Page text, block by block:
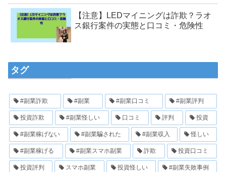
【注意】LEDマイニングは詐欺？ラオ
ス銀行案件の実態と口コミ・危険性
タグ
#副業詐欺 #副業 #副業口コミ #副業評判
投資詐欺 #副業怪しい 口コミ 評判 投資
#副業稼げない #副業騙された #副業収入 怪しい
#副業稼げる #副業スマホ副業 詐欺 投資口コミ
投資評判 スマホ副業 投資怪しい #副業失敗事例